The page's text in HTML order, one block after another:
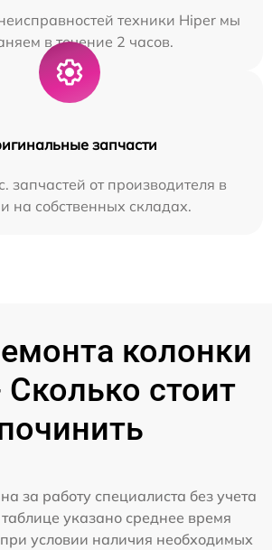
техники Hiper мы
в течение 2 часов.
запчасти
запчастей от производителя в
на собственных складах.
колонки
Сколько стоит
за работу специалиста без учета
указано среднее время
условии наличия необходимых